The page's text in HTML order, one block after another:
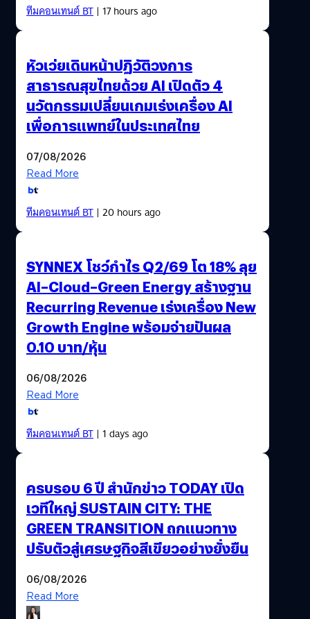
ทีมคอนเทนต์ BT| 17 hours ago
หัวเว่ยเดินหน้าปฏิวัติวงการ
สาธารณสุขไทยด้วย AI เปิดตัว 4
นวัตกรรมเปลี่ยนเกมเร่งเครื่อง AI
เพื่อการแพทย์ในประเทศไทย
07/08/2026
Read More
ทีมคอนเทนต์ BT| 20 hours ago
SYNNEX โชว์กำไร Q2/69 โต 18% ลุย
AI–Cloud–Green Energy สร้างฐาน
Recurring Revenue เร่งเครื่อง New
Growth Engine พร้อมจ่ายปันผล
0.10 บาท/หุ้น
06/08/2026
Read More
ทีมคอนเทนต์ BT| 1 days ago
ครบรอบ 6 ปี สำนักข่าว TODAY เปิด
เวทีใหญ่ SUSTAIN CITY: THE
GREEN TRANSITION ถกแนวทาง
ปรับตัวสู่เศรษฐกิจสีเขียวอย่างยั่งยืน
06/08/2026
Read More